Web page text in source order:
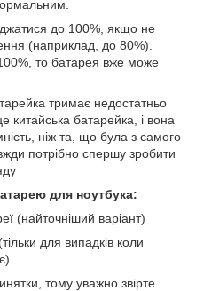
до 100%, якщо не
(наприклад, до 80%).
то батарея вже може
тримає недостатньо
китайська батарейка, і вона
ніж та, що була з самого
потрібно спершу зробити
для ноутбука:
(найточніший варіант)
для випадків коли
тому уважно звірте